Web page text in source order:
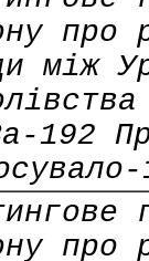
про
між
192
про